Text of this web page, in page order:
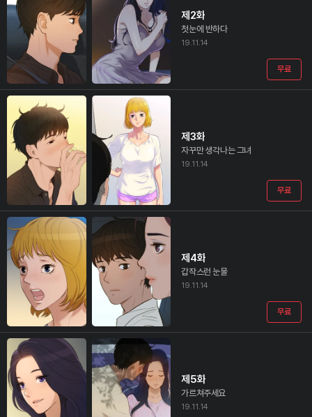
제2화
첫눈에 반하다
19.11.14
무료
제3화
자꾸만 생각나는 그녀
19.11.14
무료
제4화
갑작스런 눈물
19.11.14
무료
제5화
가르쳐주세요
19.11.14